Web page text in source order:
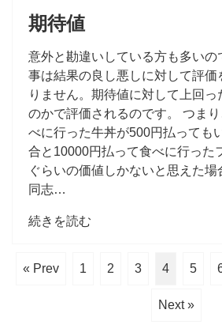
期待値
意外と勘違いしている方も多いの
事は結果の良し悪しに対して評価
りません。期待値に対して上回っ
のかで評価されるのです。 つま
べに行った牛丼が500円払っても
合と10000円払って食べに行った
ぐらいの価値しかないと思えた場
同志…
続きを読む
« Prev 1 2 3 4 5
Next »